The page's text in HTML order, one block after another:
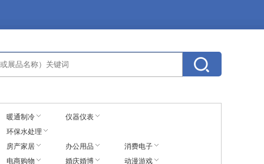
暖通制冷
仪器仪表
环保水处理
房产家居 办公用品
消费电子
电商购物 婚庆婚博
动漫游戏